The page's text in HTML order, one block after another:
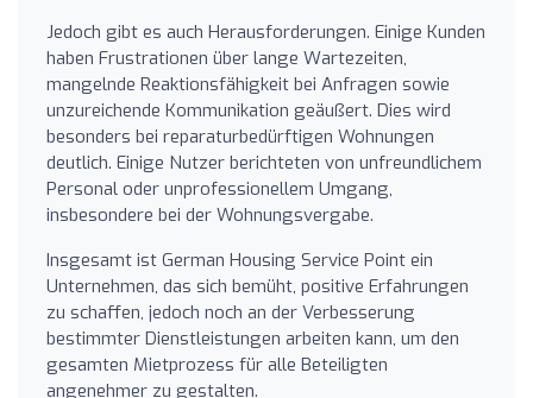
Jedoch gibt es auch Herausforderungen. Einige Kunden
haben Frustrationen über lange Wartezeiten,
mangelnde Reaktionsfähigkeit bei Anfragen sowie
unzureichende Kommunikation geäußert. Dies wird
besonders bei reparaturbedürftigen Wohnungen
deutlich. Einige Nutzer berichteten von unfreundlichem
Personal oder unprofessionellem Umgang,
insbesondere bei der Wohnungsvergabe.
Insgesamt ist German Housing Service Point ein
Unternehmen, das sich bemüht, positive Erfahrungen
zu schaffen, jedoch noch an der Verbesserung
bestimmter Dienstleistungen arbeiten kann, um den
gesamten Mietprozess für alle Beteiligten
angenehmer zu gestalten.